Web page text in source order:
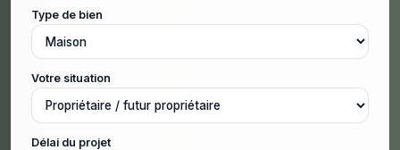
Type de bien
Votre situation
Délai du projet